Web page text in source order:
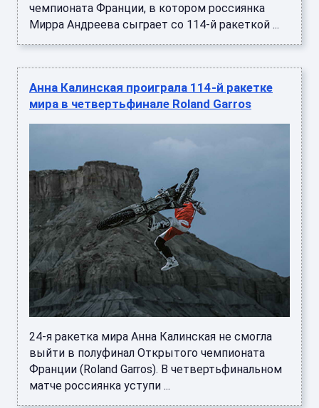
чемпионата Франции, в котором россиянка
Мирра Андреева сыграет со 114-й ракеткой ...
Анна Калинская проиграла 114-й ракетке
мира в четвертьфинале Roland Garros
24-я ракетка мира Анна Калинская не смогла
выйти в полуфинал Открытого чемпионата
Франции (Roland Garros). В четвертьфинальном
матче россиянка уступи ...